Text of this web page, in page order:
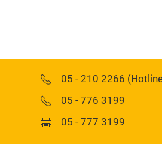
05 - 210 2266
05 - 776 3199
05 - 777 3199